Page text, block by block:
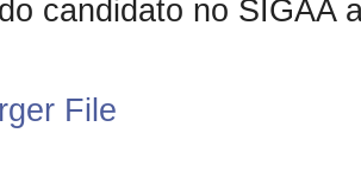
candidato no SIGAA
File